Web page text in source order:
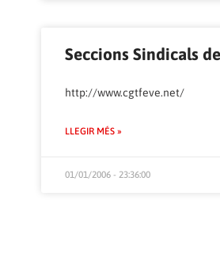
Seccions Sindicals de
http://www.cgtfeve.net/
LLEGIR MÉS »
01/01/2006 - 23:36:00